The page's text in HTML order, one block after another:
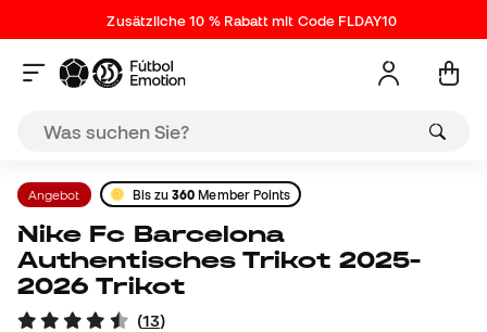
Zusätzliche 10 % Rabatt mit Code FLDAY10
Angebot Bis zu360 Member Points
Nike Fc Barcelona
Authentisches Trikot 2025-
2026 Trikot
(13)